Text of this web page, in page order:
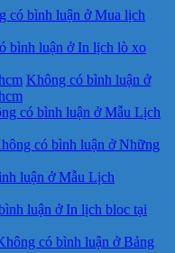
có bình luận ở Mua lịch
bình luận ở In lịch lò xo
Không có bình luận ở
có bình luận ở Mẫu Lịch
có bình luận ở Những
luận ở Mẫu Lịch
luận ở In lịch bloc tại
có bình luận ở Bảng